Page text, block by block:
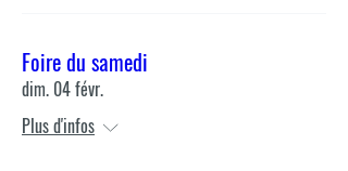
Foire du samedi
dim. 04 févr.
Plus d'infos